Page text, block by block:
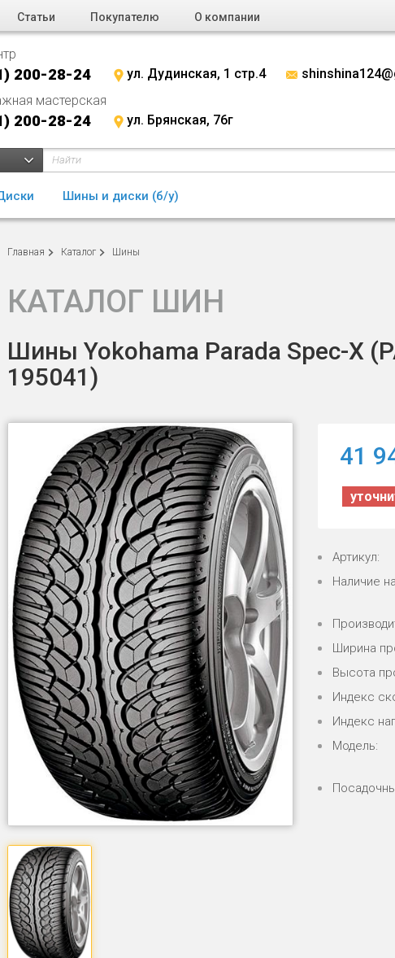
Статьи Покупателю О компании
200-28-24 ул. Дудинская, 1 стр.4
мастерская
200-28-24 ул. Брянская, 76г
Шины и диски (б/у)
Главная Каталог Шины
КАТАЛОГ ШИН
Шины Yokohama Parada Spec-X
195041)
41
Артикул:
Наличие
Ширина
Высота
Индекс
Индекс
Модель: